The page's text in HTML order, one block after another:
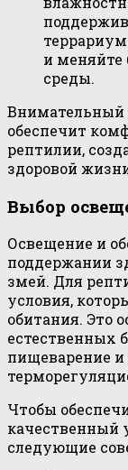
и меняйте
среды.
Внимательный
обеспечит
рептилии,
здоровой
Выбор
Освещение и
поддержании
змей. Для
условия,
обитания. Это
естественных
пищеварение и
Чтобы
качественный
следующие